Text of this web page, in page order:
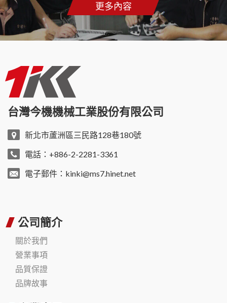
更多內容
台灣今機機械工業股份有限公司
新北市蘆洲區三民路128巷180號
電話：+886-2-2281-3361
電子郵件： kinki@ms7.hinet.net
公司簡介
關於我們
營業事項
品質保證
品牌故事